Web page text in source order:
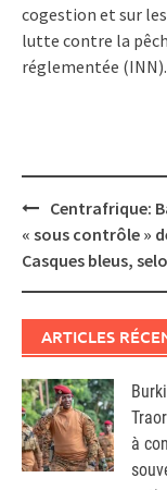
cogestion et sur
lutte contre la
réglementée (INN).
Post
navigation
Centrafrique:
« sous contrôle »
Casques bleus,
ARTICLES
à